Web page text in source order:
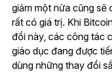
giảm một nửa cũng
rất có giá trị. Khi
đổi này, các công tác
giáo dục đang được
dùng những thay đổi